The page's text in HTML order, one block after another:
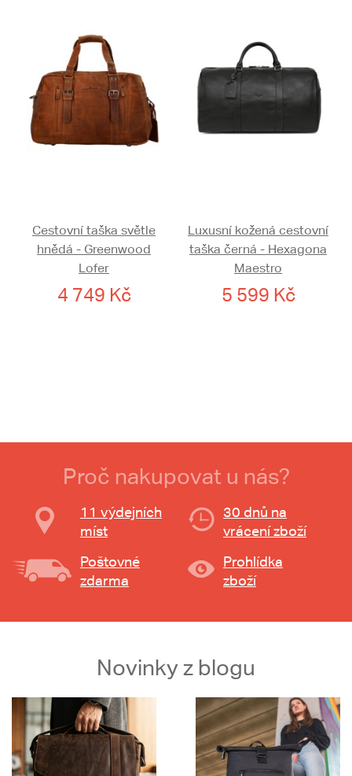
Cestovní taška světle
hnědá - Greenwood
Lofer
4 749 Kč
Luxusní kožená cestovní
taška černá - Hexagona
Maestro
5 599 Kč
Proč nakupovat u nás?
11 výdejních
míst
30 dnů na
vrácení zboží
Poštovné
zdarma
Prohlídka
zboží
Novinky z blogu